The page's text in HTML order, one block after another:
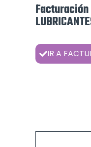
Facturación
IR A